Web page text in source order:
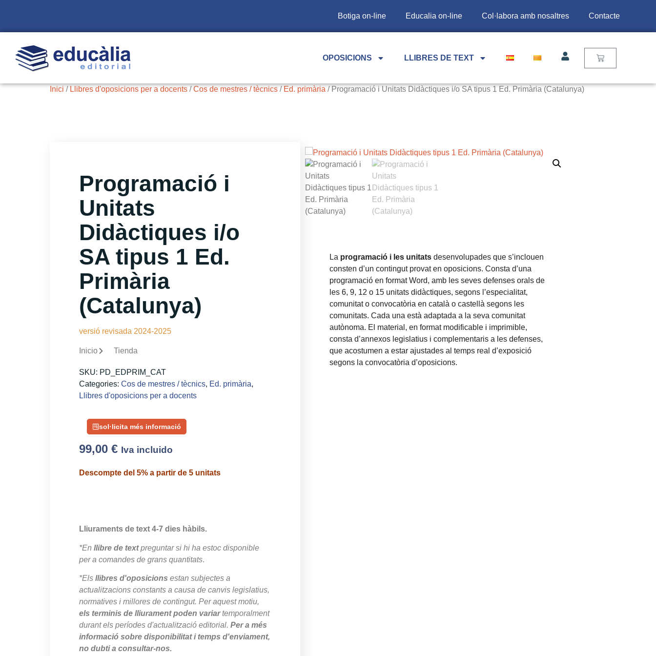
Botiga on-line Educalia on-line Col·labora amb nosaltres Contacte
OPOSICIONS LLIBRES DE TEXT
Inici / Llibres d'oposicions per a docents /Cos de mestres / tècnics / Ed. primària / Programació i Unitats Didàctiques i/o SA tipus 1 Ed. Primària (Catalunya)
Programació i
Unitats
Didàctiques i/o
SA tipus 1 Ed.
Primària
(Catalunya)
versió revisada 2024-2025
Inicio Tienda
SKU: PD_EDPRIM_CAT
Categories: Cos de mestres / tècnics, Ed. primària,
Llibres d'oposicions per a docents
sol·licita més informació
99,00 € Iva incluido
Descompte del 5% a partir de 5 unitats
Lliuraments de text 4-7 dies hàbils.
*En llibre de textpreguntar si hi ha estoc disponible
per a comandes de grans quantitats.
*Els llibres d'oposicions estan subjectes a
actualitzacions constants a causa de canvis legislatius,
normatives i millores de contingut. Per aquest motiu,
els terminis de lliurament poden variartemporalment
durant els períodes d'actualització editorial. Per a més
informació sobre disponibilitat i temps d'enviament,
no dubti a consultar-nos.
La programació i les unitatsdesenvolupades que s’inclouen
consten d’un contingut provat en oposicions. Consta d’una
programació en format Word, amb les seves defenses orals de
les 6, 9, 12 o 15 unitats didàctiques, segons l’especialitat,
comunitat o convocatòria en català o castellà segons les
comunitats. Cada una està adaptada a la seva comunitat
autònoma. El material, en format modificable i imprimible,
consta d’annexos legislatius i complementaris a les defenses,
que acostumen a estar ajustades al temps real d’exposició
segons la convocatòria d’oposicions.